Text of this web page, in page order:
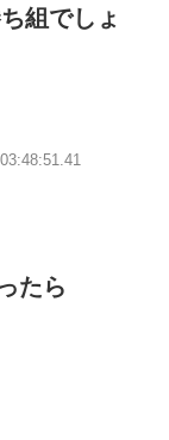
組でしょ
たら